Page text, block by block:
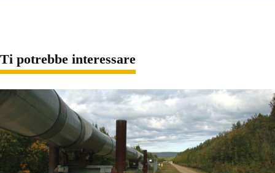
Ti potrebbe interessare